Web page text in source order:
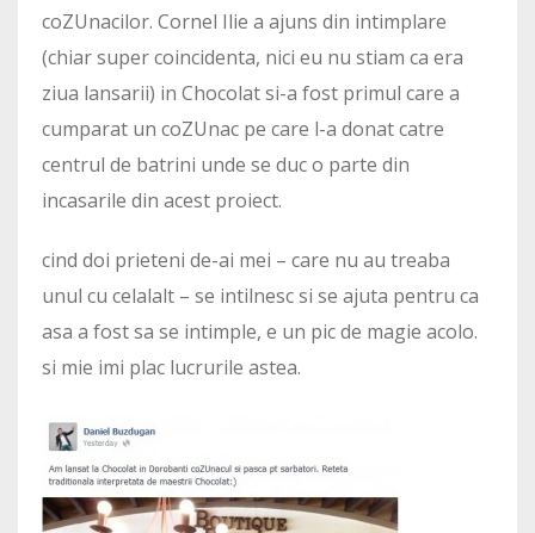
coZUnacilor. Cornel Ilie a ajuns din intimplare
(chiar super coincidenta, nici eu nu stiam ca era
ziua lansarii) in Chocolat si-a fost primul care a
cumparat un coZUnac pe care l-a donat catre
centrul de batrini unde se duc o parte din
incasarile din acest proiect.
cind doi prieteni de-ai mei – care nu au treaba
unul cu celalalt – se intilnesc si se ajuta pentru ca
asa a fost sa se intimple, e un pic de magie acolo.
si mie imi plac lucrurile astea.